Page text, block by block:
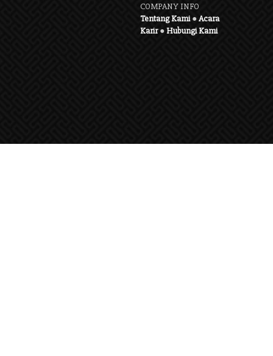
COMPANY INFO
Tentang Kami●Acara
Karir●Hubungi Kami